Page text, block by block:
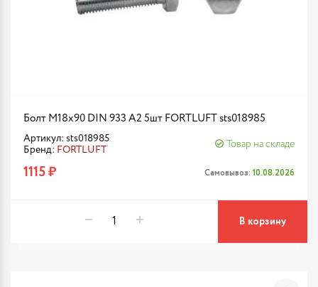
Болт М18х90 DIN 933 A2 5шт FORTLUFT sts018985
Артикул: sts018985
Бренд: FORTLUFT
Товар на складе
1115 ₽ Самовывоз: 10.08.2026
В корзину